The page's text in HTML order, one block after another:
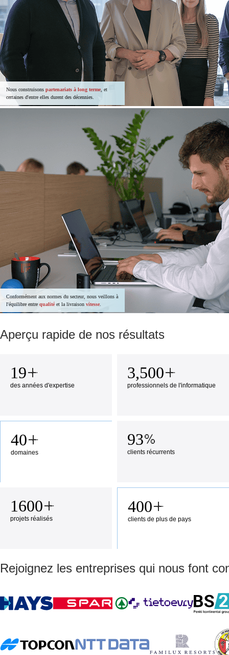
Nous construisons partenariats à long terme , et
certaines d'entre elles durent des décennies.
Conformément aux normes du secteur, nous veillons à
l'équilibre entre qualité et la livraison vitesse
Aperçu rapide de nos résultats
19
des années d'expertise
3,500
professionnels de l'informatique
40
domaines
93
clients récurrents
1600
projets réalisés
400
clients de plus de pays
Rejoignez les entreprises qui nous font